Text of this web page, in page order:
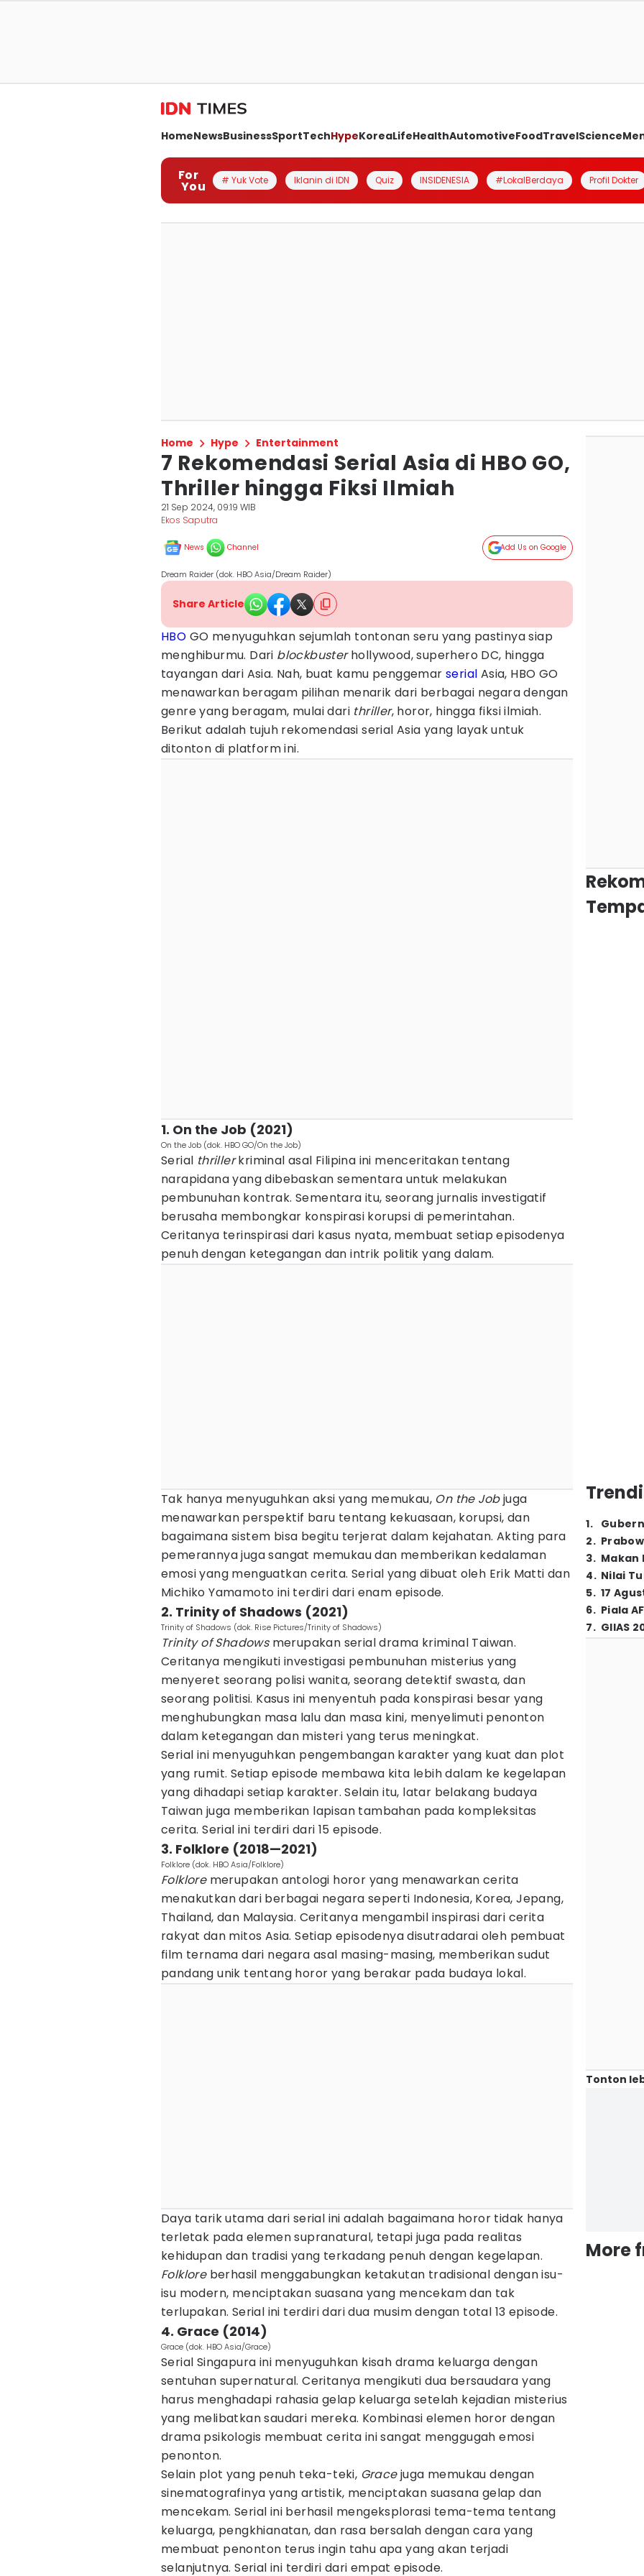
HomeNewsBusinessSportTechHypeKoreaLifeHealthAutomotiveFoodTravelScience
For
You # Yuk Vote Iklanin di IDN Quiz INSIDENESIA #LokalBerdaya Profil Dokter
Home Hype Entertainment
7 Rekomendasi Serial Asia di HBO GO,
Thriller hingga Fiksi Ilmiah
21 Sep 2024, 09:19 WIB
Ekos Saputra
News Channel Add Us on Google
Dream Raider (dok. HBO Asia/Dream Raider)
Share Article
HBO GO menyuguhkan sejumlah tontonan seru yang pastinya siap
menghiburmu. Dari blockbusterhollywood, superhero DC, hingga
tayangan dari Asia. Nah, buat kamu penggemar serial Asia, HBO GO
menawarkan beragam pilihan menarik dari berbagai negara dengan
genre yang beragam, mulai dari thriller, horor, hingga fiksi ilmiah.
Berikut adalah tujuh rekomendasi serial Asia yang layak untuk
ditonton di platform ini.
1. On the Job (2021)
On the Job (dok. HBO GO/On the Job)
Serial thrillerkriminal asal Filipina ini menceritakan tentang
narapidana yang dibebaskan sementara untuk melakukan
pembunuhan kontrak. Sementara itu, seorang jurnalis investigatif
berusaha membongkar konspirasi korupsi di pemerintahan.
Ceritanya terinspirasi dari kasus nyata, membuat setiap episodenya
penuh dengan ketegangan dan intrik politik yang dalam.
Tak hanya menyuguhkan aksi yang memukau, On the Jobjuga
menawarkan perspektif baru tentang kekuasaan, korupsi, dan
bagaimana sistem bisa begitu terjerat dalam kejahatan. Akting para
pemerannya juga sangat memukau dan memberikan kedalaman
emosi yang menguatkan cerita. Serial yang dibuat oleh Erik Matti dan
Michiko Yamamoto ini terdiri dari enam episode.
2. Trinity of Shadows (2021)
Trinity of Shadows (dok. Rise Pictures/Trinity of Shadows)
Trinity of Shadowsmerupakan serial drama kriminal Taiwan.
Ceritanya mengikuti investigasi pembunuhan misterius yang
menyeret seorang polisi wanita, seorang detektif swasta, dan
seorang politisi. Kasus ini menyentuh pada konspirasi besar yang
menghubungkan masa lalu dan masa kini, menyelimuti penonton
dalam ketegangan dan misteri yang terus meningkat.
Serial ini menyuguhkan pengembangan karakter yang kuat dan plot
yang rumit. Setiap episode membawa kita lebih dalam ke kegelapan
yang dihadapi setiap karakter. Selain itu, latar belakang budaya
Taiwan juga memberikan lapisan tambahan pada kompleksitas
cerita. Serial ini terdiri dari 15 episode.
3. Folklore (2018—2021)
Folklore (dok. HBO Asia/Folklore)
Folkloremerupakan antologi horor yang menawarkan cerita
menakutkan dari berbagai negara seperti Indonesia, Korea, Jepang,
Thailand, dan Malaysia. Ceritanya mengambil inspirasi dari cerita
rakyat dan mitos Asia. Setiap episodenya disutradarai oleh pembuat
film ternama dari negara asal masing-masing, memberikan sudut
pandang unik tentang horor yang berakar pada budaya lokal.
Daya tarik utama dari serial ini adalah bagaimana horor tidak hanya
terletak pada elemen supranatural, tetapi juga pada realitas
kehidupan dan tradisi yang terkadang penuh dengan kegelapan.
Folkloreberhasil menggabungkan ketakutan tradisional dengan isu-
isu modern, menciptakan suasana yang mencekam dan tak
terlupakan. Serial ini terdiri dari dua musim dengan total 13 episode.
4. Grace (2014)
Grace (dok. HBO Asia/Grace)
Serial Singapura ini menyuguhkan kisah drama keluarga dengan
sentuhan supernatural. Ceritanya mengikuti dua bersaudara yang
harus menghadapi rahasia gelap keluarga setelah kejadian misterius
yang melibatkan saudari mereka. Kombinasi elemen horor dengan
drama psikologis membuat cerita ini sangat menggugah emosi
penonton.
Selain plot yang penuh teka-teki, Gracejuga memukau dengan
sinematografinya yang artistik, menciptakan suasana gelap dan
mencekam. Serial ini berhasil mengeksplorasi tema-tema tentang
keluarga, pengkhianatan, dan rasa bersalah dengan cara yang
membuat penonton terus ingin tahu apa yang akan terjadi
selanjutnya. Serial ini terdiri dari empat episode.
1.
2.
3. Makan
4. Nilai
5. 17
6. Piala
7. GIIAS
Tonton
More